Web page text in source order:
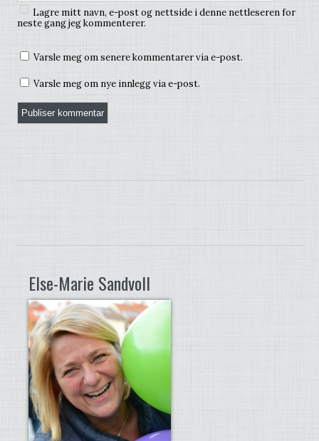
Lagre mitt navn, e-post og nettside i denne nettleseren for
neste gang jeg kommenterer.
Varsle meg om senere kommentarer via e-post.
Varsle meg om nye innlegg via e-post.
Else-Marie Sandvoll